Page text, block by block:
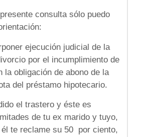
consulta sólo puedo
ejecución judicial de la
por el incumplimiento de
la obligación de abono de la
del préstamo hipotecario.
el trastero y éste es
de tu ex marido y tuyo,
te reclame su 50 por ciento,